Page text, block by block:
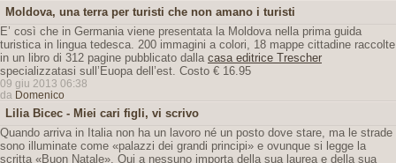
Moldova, una terra per turisti che non amano i turisti
E’ così che in Germania viene presentata la Moldova nella prima guida
turistica in lingua tedesca. 200 immagini a colori, 18 mappe cittadine raccolte
in un libro di 312 pagine pubblicato dalla casa editrice Trescher
specializzatasi sull’Euopa dell’est. Costo € 16.95
09 giu 2013 06:38
da Domenico
Lilia Bicec - Miei cari figli, vi scrivo
Quando arriva in Italia non ha un lavoro né un posto dove stare, ma le strade
sono illuminate come «palazzi dei grandi principi» e ovunque si legge la
scritta «Buon Natale». Qui a nessuno importa della sua laurea e della sua